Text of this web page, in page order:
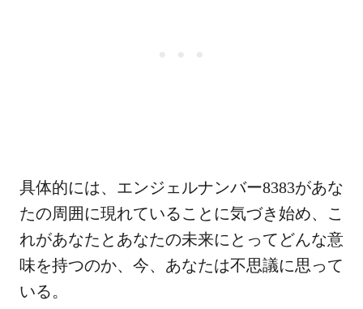
具体的には、エンジェルナンバー8383があな
たの周囲に現れていることに気づき始め、こ
れがあなたとあなたの未来にとってどんな意
味を持つのか、今、あなたは不思議に思って
いる。